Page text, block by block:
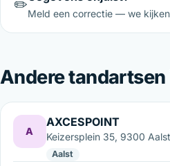
✏️
Meld een correctie — we
Andere
A
AXCESPOINT
Keizersplein 35, 9300 Aalst
Aalst